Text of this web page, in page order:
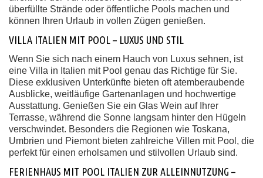
überfüllte Strände oder öffentliche Pools machen und
können Ihren Urlaub in vollen Zügen genießen.
VILLA ITALIEN MIT POOL – LUXUS UND STIL
Wenn Sie sich nach einem Hauch von Luxus sehnen, ist
eine Villa in Italien mit Pool genau das Richtige für Sie.
Diese exklusiven Unterkünfte bieten oft atemberaubende
Ausblicke, weitläufige Gartenanlagen und hochwertige
Ausstattung. Genießen Sie ein Glas Wein auf Ihrer
Terrasse, während die Sonne langsam hinter den Hügeln
verschwindet. Besonders die Regionen wie Toskana,
Umbrien und Piemont bieten zahlreiche Villen mit Pool, die
perfekt für einen erholsamen und stilvollen Urlaub sind.
FERIENHAUS MIT POOL ITALIEN ZUR ALLEINNUTZUNG –